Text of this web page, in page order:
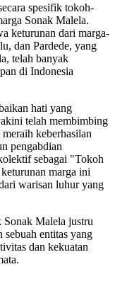
spesifik tokoh-
Sonak Malela.
keturunan dari marga-
dan Pardede, yang
telah banyak
di Indonesia
hati yang
telah membimbing
keberhasilan
pengabdian
sebagai "Tokoh
marga ini
warisan luhur yang
Sonak Malela justru
entitas yang
dan kekuatan